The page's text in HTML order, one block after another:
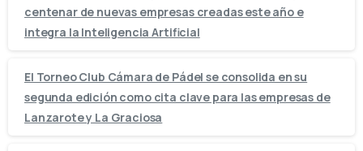
centenar de nuevas empresas creadas este año e
integra la Inteligencia Artificial
El Torneo Club Cámara de Pádel se consolida en su
segunda edición como cita clave para las empresas de
Lanzarote y La Graciosa